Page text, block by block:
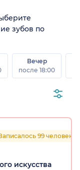
зубов по
Вечер
после 18:00
99 человек
искусства